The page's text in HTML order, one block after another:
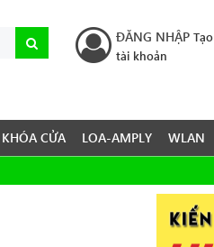
ĐĂNG NHẬP Tạo
tài khoản
KHÓA CỬA LOA-AMPLY WLAN